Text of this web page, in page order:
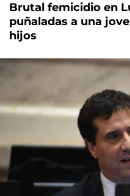
Brutal femicidio en
puñaladas a una
hijos